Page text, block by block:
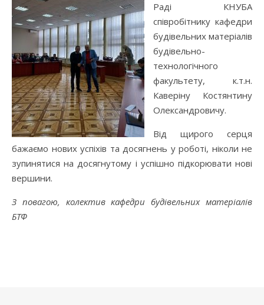
Раді КНУБА
співробітнику кафедри
будівельних матеріалів
будівельно-
технологічного
факультету, к.т.н.
Каверіну Костянтину
Олександровичу.
Від щирого серця
бажаємо нових успіхів та досягнень у роботі, ніколи не
зупинятися на досягнутому і успішно підкорювати нові
вершини.
З повагою, колектив кафедри будівельних матеріалів
БТФ